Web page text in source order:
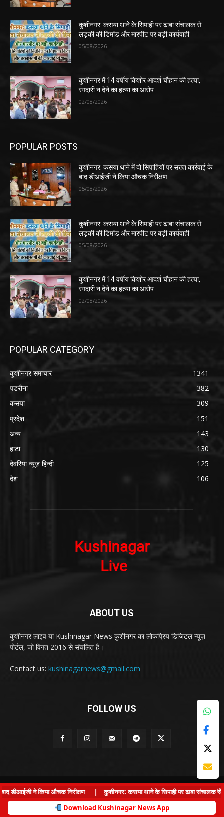
कुशीनगर: कसया थाने के सिपाही पर ढाबा संचालक से
लड़की की डिमांड और मारपीट पर बड़ी कार्यवाही
05/08/2026
कुशीनगर में 14 वर्षीय किशोर आदर्श चौहान की हत्या,
रंगदारी न देने का हत्या का आरोप
02/08/2026
POPULAR POSTS
कुशीनगर: कसया थाने में दो सिपाहियों पर सख्त कार्रवाई के
बाद डीआईजी ने किया औचक निरीक्षण
05/08/2026
कुशीनगर: कसया थाने के सिपाही पर ढाबा संचालक से
लड़की की डिमांड और मारपीट पर बड़ी कार्यवाही
05/08/2026
कुशीनगर में 14 वर्षीय किशोर आदर्श चौहान की हत्या,
रंगदारी न देने का हत्या का आरोप
02/08/2026
POPULAR CATEGORY
कुशीनगर समाचार
1341
पडरौना
382
कसया
309
प्रदेश
151
अन्य
143
हाटा
130
देवरिया न्यूज़ हिन्दी
125
देश
106
ABOUT US
कुशीनगर लाइव या Kushinagar News कुशीनगर का लोकप्रिय डिजिटल न्यूज़
पोर्टल, जो विगत 2016 से संचलित है।
Contact us: kushinagarnews@gmail.com
FOLLOW US
© Kushinagar Live - 2022
Home About us Privacy Policy Contact us
×
ने किया औचक निरीक्षण |
कुशीनगर: कसया थाने के सिपाही पर ढाबा संचालक से लड़की
Download Kushinagar News App